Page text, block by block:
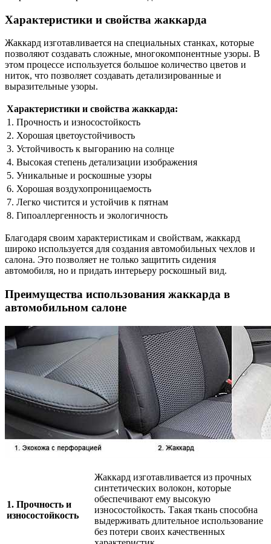
Характеристики и свойства жаккарда
Жаккард изготавливается на специальных станках, которые
позволяют создавать сложные, многокомпонентные узоры. В
этом процессе используется большое количество цветов и
ниток, что позволяет создавать детализированные и
выразительные узоры.
Характеристики и свойства жаккарда:
1. Прочность и износостойкость
2. Хорошая цветоустойчивость
3. Устойчивость к выгоранию на солнце
4. Высокая степень детализации изображения
5. Уникальные и роскошные узоры
6. Хорошая воздухопроницаемость
7. Легко чистится и устойчив к пятнам
8. Гипоаллергенность и экологичность
Благодаря своим характеристикам и свойствам, жаккард
широко используется для создания автомобильных чехлов и
салона. Это позволяет не только защитить сидения
автомобиля, но и придать интерьеру роскошный вид.
Преимущества использования жаккарда в
автомобильном салоне
1. Прочность и
износостойкость
Жаккард изготавливается из прочных
синтетических волокон, которые
обеспечивают ему высокую
износостойкость. Такая ткань способна
выдерживать длительное использование
без потери своих качественных